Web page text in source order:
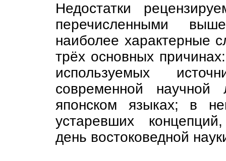
Недостатки
перечисленными
наиболее характерные
трёх основных
используемых
современной научной
японском языках; в
устаревших
день востоковедной